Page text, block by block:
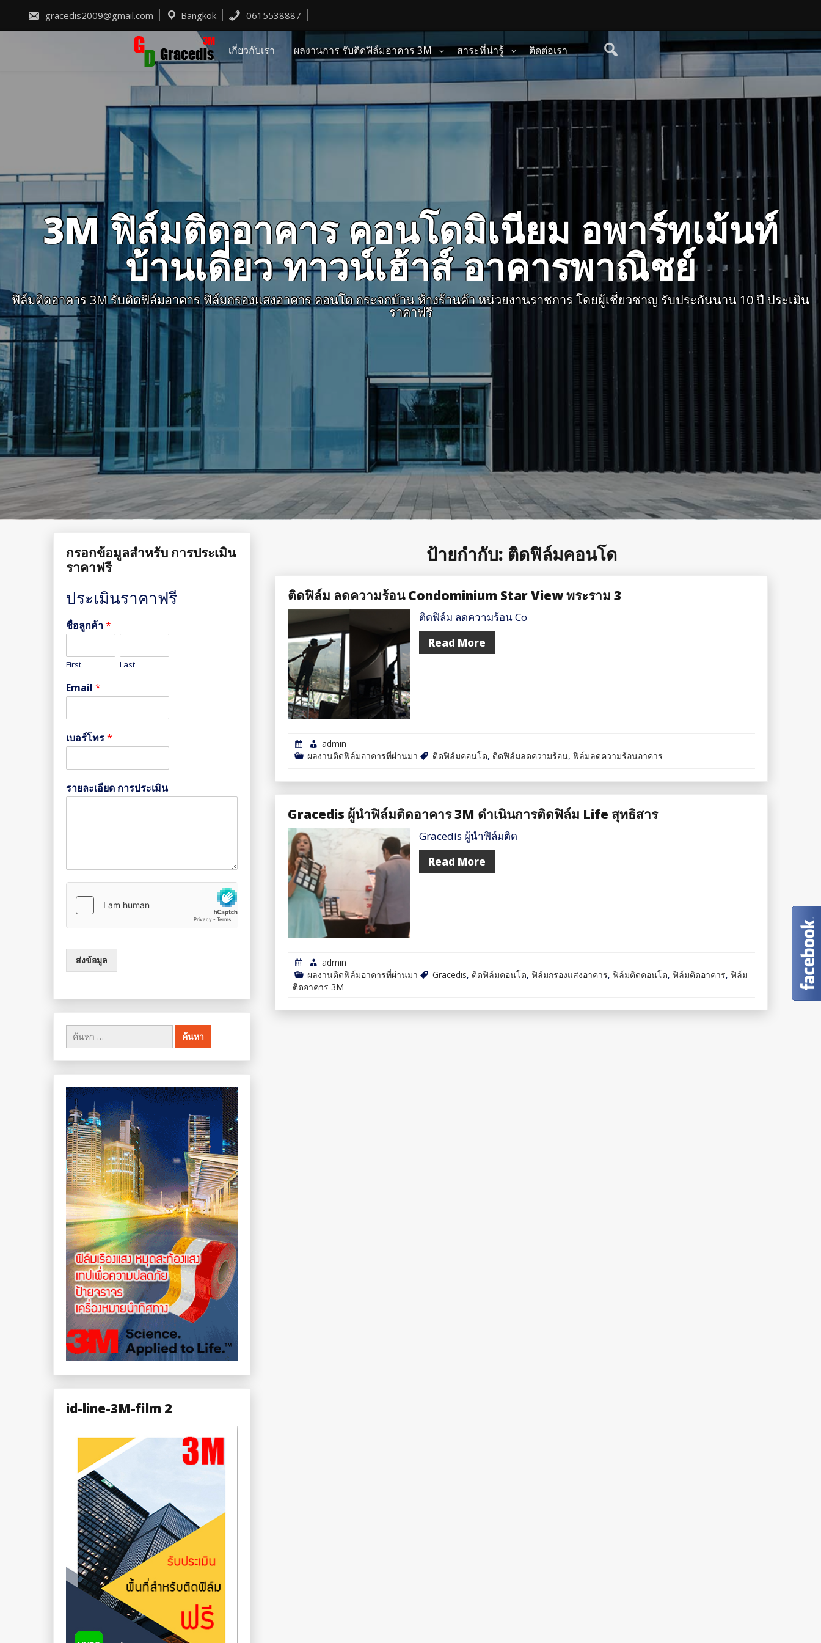
content
gracedis2009@gmail.com Bangkok 0615538887
เกี่ยวกับเรา ผลงานการ รับติดฟิล์มอาคาร 3M สาระที่น่ารู้ ติดต่อเรา
3M ฟิล์มติดอาคาร คอนโดมิเนียม อพาร์ทเม้นท์
บ้านเดี่ยว ทาวน์เฮ้าส์ อาคารพาณิชย์
ฟิล์มติดอาคาร 3M รับติดฟิล์มอาคาร ฟิล์มกรองแสงอาคาร คอนโด กระจกบ้าน ห้างร้านค้า หน่วยงานราชการ โดยผู้เชี่ยวชาญ รับประกันนาน 10 ปี ประเมิน
ราคาฟรี
ป้ายกำกับ: ติดฟิล์มคอนโด
ติดฟิล์ม ลดความร้อน Condominium Star View พระราม 3
ติดฟิล์ม ลดความร้อน Co
Read More
admin
ผลงานติดฟิล์มอาคารที่ผ่านมา
ติดฟิล์มคอนโด, ติดฟิล์มลดความร้อน, ฟิล์มลดความร้อนอาคาร
Gracedis ผู้นำฟิล์มติดอาคาร 3M ดำเนินการติดฟิล์ม Life สุทธิสาร
Gracedis ผู้นำฟิล์มติด
Read More
admin
ผลงานติดฟิล์มอาคารที่ผ่านมา
Gracedis, ติดฟิล์มคอนโด, ฟิล์มกรองแสงอาคาร, ฟิล์มติดคอนโด, ฟิล์มติดอาคาร, ฟิล์ม
ติดอาคาร 3M
กรอกข้อมูลสำหรับ การประเมิน
ราคาฟรี
ประเมินราคาฟรี
ชื่อลูกค้า*
First Last
Email *
เบอร์โทร*
รายละเอียด การประเมิน
ส่งข้อมูล
ค้นหา
สำหรับ:
id-line-3M-film 2